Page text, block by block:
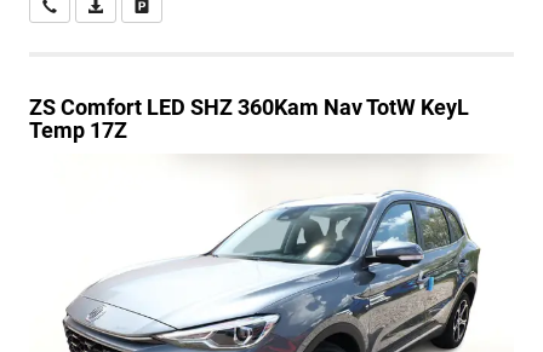
Wir rufen Sie anPDF-Datei, Fahrzeugexposé drucken
ZSComfort LED SHZ 360Kam Nav TotW KeyL
Temp 17Z